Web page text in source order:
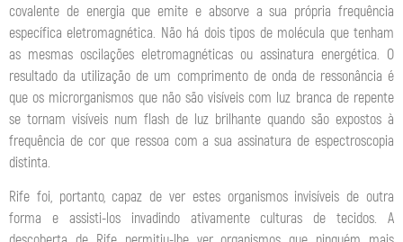
covalente de energia que emite e absorve a sua própria frequência
específica eletromagnética. Não há dois tipos de molécula que tenham
as mesmas oscilações eletromagnéticas ou assinatura energética. O
resultado da utilização de um comprimento de onda de ressonância é
que os microrganismos que não são visíveis com luz branca de repente
se tornam visíveis num flash de luz brilhante quando são expostos à
frequência de cor que ressoa com a sua assinatura de espectroscopia
distinta.
Rife foi, portanto, capaz de ver estes organismos invisíveis de outra
forma e assisti-los invadindo ativamente culturas de tecidos. A